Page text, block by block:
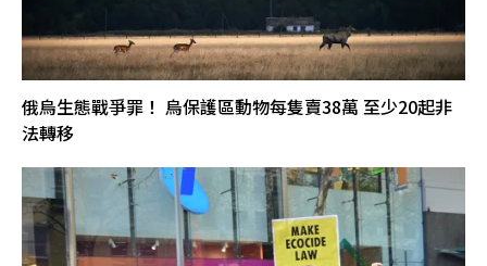
俄烏生態戰爭罪！ 烏保護區動物每隻賣38萬 至少20起非
法轉移